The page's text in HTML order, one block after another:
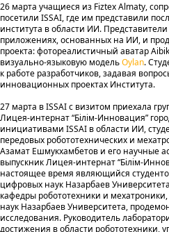
26 марта учащиеся из Fiztex Almaty,
посетили ISSAI, где им представили
института в области ИИ.
приложениях, основанных на ИИ, и
проекта: фотореалистичный аватар
визуально-языковую модельOylan.
к работе разработчиков, задавая
инновационных проектах Института.
27 марта в ISSAI с визитом приехала
Лицея-интернат “Білім-Инновация”
инициативами ISSAI в области ИИ,
передовых робототехнических и
Азамат Ешмукхамбетов и его научные
выпускник Лицея-интернат “Білім-
настоящее время являющийся
цифровых наук Назарбаев
кафедры робототехники и
наук Назарбаев Университета,
исследования. Руководитель
достижения в области робототехники,